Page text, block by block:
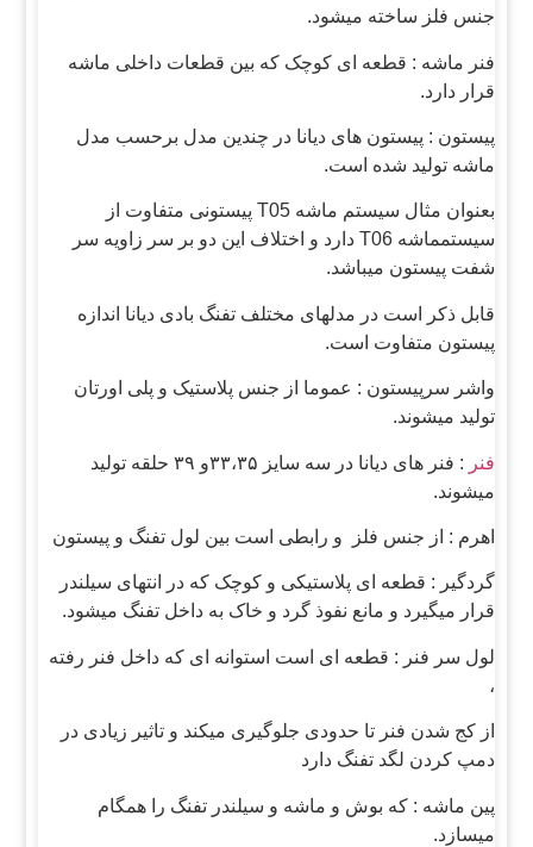
جنس فلز ساخته میشود.
فنر ماشه : قطعه ای کوچک که بین قطعات داخلی ماشه
قرار دارد.
پیستون : پیستون های دیانا در چندین مدل برحسب مدل
ماشه تولید شده است.
بعنوان مثال سیستم ماشه T05 پیستونی متفاوت از
سیستمماشه T06 دارد و اختلاف این دو بر سر زاویه سر
شفت پیستون میباشد.
قابل ذکر است در مدلهای مختلف تفنگ بادی دیانا اندازه
پیستون متفاوت است.
واشر سرپیستون : عموما از جنس پلاستیک و پلی اورتان
تولید میشوند.
فنر
: فنر های دیانا در سه سایز ۳۳،۳۵و ۳۹ حلقه تولید
میشوند.
اهرم : از جنس فلز و رابطی است بین لول تفنگ و پیستون
گردگیر : قطعه ای پلاستیکی و کوچک که در انتهای سیلندر
قرار میگیرد و مانع نفوذ گرد و خاک به داخل تفنگ میشود.
لول سر فنر : قطعه ای است استوانه ای که داخل فنر رفته
،
از کج شدن فنر تا حدودی جلوگیری میکند و تاثیر زیادی در
دمپ کردن لگد تفنگ دارد
پین ماشه : که بوش و ماشه و سیلندر تفنگ را همگام
میسازد.